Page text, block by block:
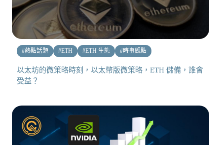
#熱點話題 #ETH #ETH 生態 #時事觀點
以太坊的微策略時刻，以太幣版微策略，ETH 儲備，誰會
受益？